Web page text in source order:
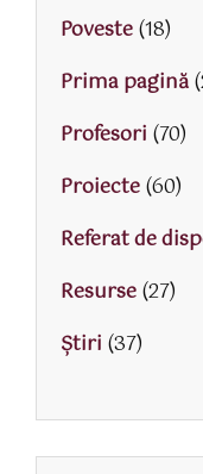
Poveste(18)
Prima pagină
Profesori (70)
Proiecte(60)
Referat de
Resurse(27)
Știri (37)